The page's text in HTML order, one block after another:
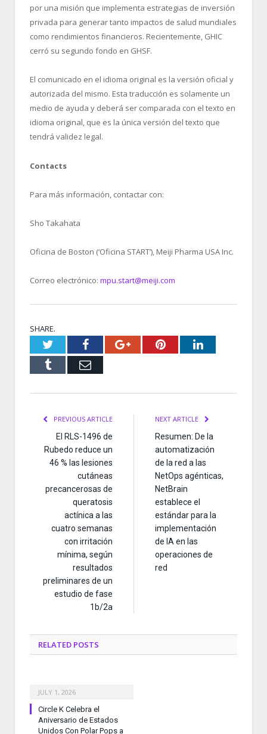
por una misión que implementa estrategias de inversión
privada para generar tanto impactos de salud mundiales
como rendimientos financieros. Recientemente, GHIC
cerró su segundo fondo en GHSF.
El comunicado en el idioma original es la versión oficial y
autorizada del mismo. Esta traducción es solamente un
medio de ayuda y deberá ser comparada con el texto en
idioma original, que es la única versión del texto que
tendrá validez legal.
Contacts
Para más información, contactar con:
Sho Takahata
Oficina de Boston (‘Oficina START’), Meiji Pharma USA Inc.
Correo electrónico: mpu.start@meiji.com
SHARE.
TwitterFacebookGoogle+PinterestLinkedIn
Tumblr Email
PREVIOUS ARTICLE
El RLS-1496 de
Rubedo reduce un
46 % las lesiones
cutáneas
precancerosas de
queratosis
actínica a las
cuatro semanas
con irritación
mínima, según
resultados
preliminares de un
estudio de fase
1b/2a
NEXT ARTICLE
Resumen: De la
automatización
de la red a las
NetOps agénticas,
NetBrain
establece el
estándar para la
implementación
de IA en las
operaciones de
red
RELATED POSTS
JULY 1, 2026
Circle K Celebra el
Aniversario de Estados
Unidos Con Polar Pops a